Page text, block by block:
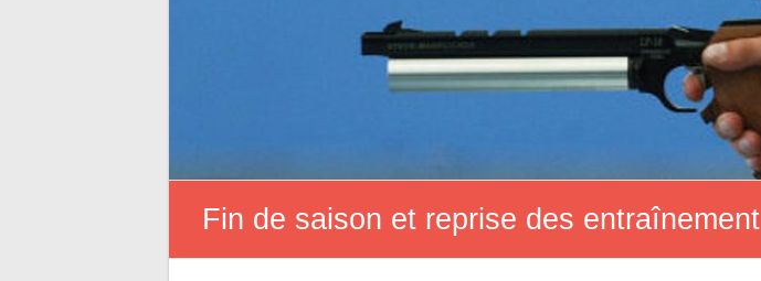
Fin de saison et reprise des entraînement